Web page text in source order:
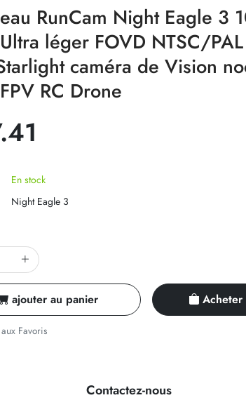
RunCam Night Eagle 3
léger FOVD NTSC/
caméra de Vision
RC Drone
En stock
Night Eagle 3
ajouter au panier Acheter
Favoris
Contactez-nous